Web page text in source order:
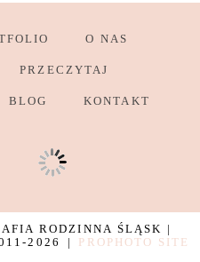
O NAS
PRZECZYTAJ
BLOG KONTAKT
RODZINNA ŚLĄSK |
2026
| PROPHOTO SITE